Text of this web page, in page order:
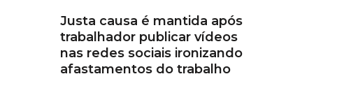
Justa causa é mantida após
trabalhador publicar vídeos
nas redes sociais ironizando
afastamentos do trabalho